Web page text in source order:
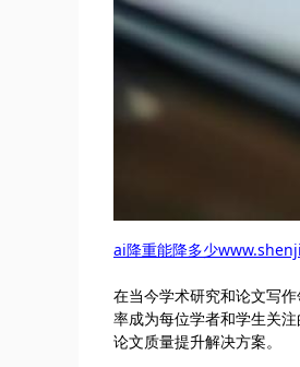
ai降重能降多少
在当今学术研究和论文写
率成为每位学者和学生关
论文质量提升解决方案。